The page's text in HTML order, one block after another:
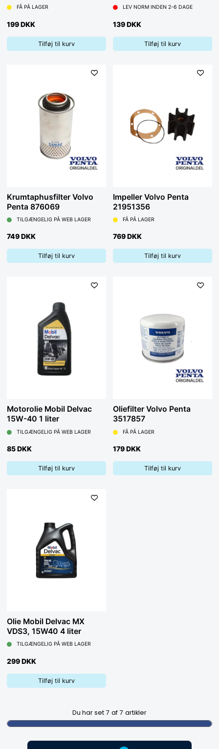
FÅ PÅ LAGER
199 DKK
Tilføj til kurv
LEV NORM INDEN 2-6 DAGE
139 DKK
Tilføj til kurv
Krumtaphusfilter Volvo
Penta 876069
TILGÆNGELIG PÅ WEB LAGER
749 DKK
Tilføj til kurv
Impeller Volvo Penta
21951356
FÅ PÅ LAGER
769 DKK
Tilføj til kurv
Motorolie Mobil Delvac
15W-40 1 liter
TILGÆNGELIG PÅ WEB LAGER
85 DKK
Tilføj til kurv
Oliefilter Volvo Penta
3517857
FÅ PÅ LAGER
179 DKK
Tilføj til kurv
Olie Mobil Delvac MX
VDS3, 15W40 4 liter
TILGÆNGELIG PÅ WEB LAGER
299 DKK
Tilføj til kurv
Du har set 7 af 7 artikler